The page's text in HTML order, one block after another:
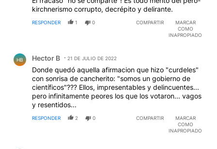
kirchnerismo corrupto, decrépito y delirante.
RESPONDER 1 0 COMPARTIR
MARCAR
COMO
INAPROPIADO
HB Hector B 21 DE JULIO DE 2022
Donde quedó aquella afirmacion que hizo "curdeles"
con sonrisa de cancherito: "somos un gobierno de
científicos"??? Ellos, impresentables y delincuentes...
pero infinitamente peores los que los votaron... vagos
y resentidos...
RESPONDER 2 0 COMPARTIR
MARCAR
COMO
INAPROPIADO